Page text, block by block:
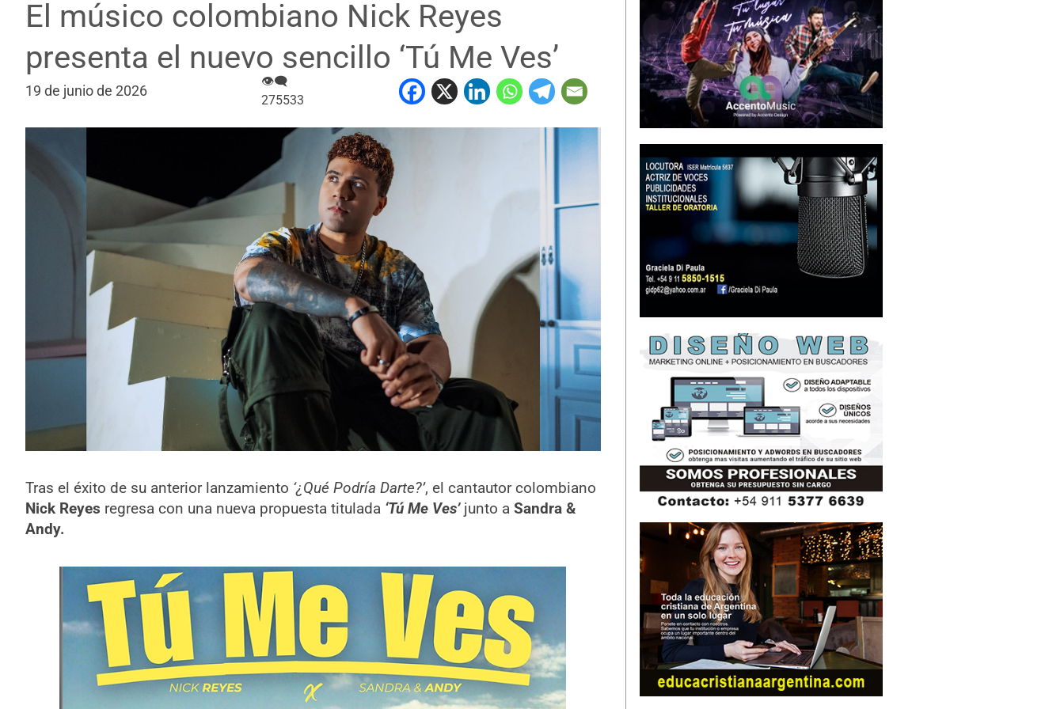
El músico colombiano Nick Reyes
presenta el nuevo sencillo ‘Tú Me Ves’
19 de junio de 2026
👁‍🗨
275533
Tras el éxito de su anterior lanzamiento ‘¿Qué Podría Darte?’, el cantautor colombiano
Nick Reyes regresa con una nueva propuesta titulada ‘Tú Me Ves’ junto a Sandra &
Andy.